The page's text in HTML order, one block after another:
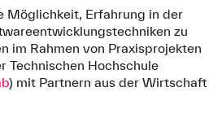
Möglichkeit, Erfahrung in der
zu
im Rahmen von Praxisprojekten
Technischen Hochschule
) mit Partnern aus der Wirtschaft